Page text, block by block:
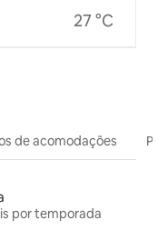
27 °C
de acomodações
por temporada